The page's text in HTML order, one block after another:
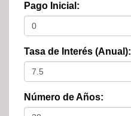
Pago Inicial:
Tasa de Interés (Anual):
Número de Años: